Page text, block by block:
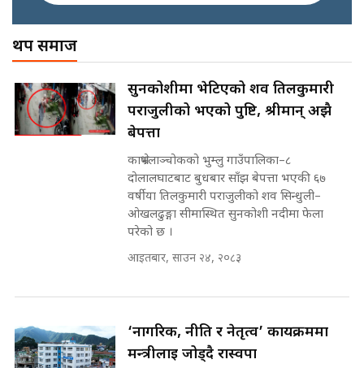
अदालतको गुनासो अब सिधै सर्वोच्चमा
|| Court Grievances Directly to
the Supreme Court ||
SIDHAKURA
मोबिलिटीमा महिलाको पहुँच विस्तार गर्दै
इनड्राइभ || SIDHAKURA ||
on the Same Page ||
SIDHAKURA ||
SIDHAKURA
पोप्पोको पासोः कमाउने लोभमा घरबार नै
उठिबास | The Dark Side of
'Poppo Live'-SIDHAKURA
INVESTIGATION
मन्त्री आउने बित्तिकै सुरु भएको थियो
घुसको डिल || Raj Kumar Gupta ||
SIDHAKURA ||
घुसको डिल गर्ने मन्त्रीकाे राजिनामा,
भूमिसुधार मन्त्रीलाई जोगाइदै ! ||
SIDHAKURA ||
थप समाज
सुनकोशीमा भेटिएको शव तिलकुमारी
पराजुलीको भएको पुष्टि, श्रीमान् अझै
बेपत्ता
काभ्रेपलाञ्चोकको भुम्लु गाउँपालिका–८
दोलालघाटबाट बुधबार साँझ बेपत्ता भएकी ६७
वर्षीया तिलकुमारी पराजुलीको शव सिन्धुली–
ओखलढुङ्गा सीमास्थित सुनकोशी नदीमा फेला
परेको छ ।
आइतबार, साउन २४, २०८३
‘नागरिक, नीति र नेतृत्व’ कार्यक्रममा
मन्त्रीलाई जोड्दै रास्वपा